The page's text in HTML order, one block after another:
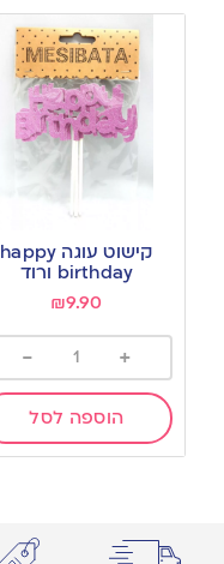
קישוט עוגה happy
birthday ורוד
₪9.90
+
-
הוספה לסל